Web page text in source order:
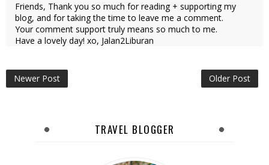
Friends, Thank you so much for reading + supporting my
blog, and for taking the time to leave me a comment.
Your comment support truly means so much to me.
Have a lovely day! xo, Jalan2Liburan
Newer Post Older Post
TRAVEL BLOGGER